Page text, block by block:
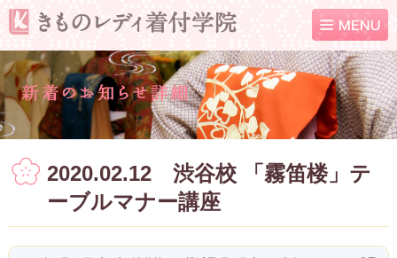
2020.02.12 渋谷校 「霧笛楼」テ
ーブルマナー講座